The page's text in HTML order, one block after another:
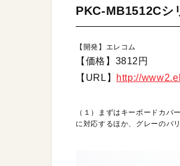
PKC-MB1512Cシ
【開発】エレコム
【価格】3812円
【URL】
http://
（１）まずはキーボードカバ
に対応するほか、グレーのバ